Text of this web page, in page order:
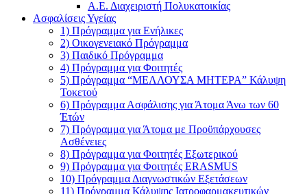
Α.Ε. Διαχειριστή Πολυκατοικίας
Ασφαλίσεις Υγείας
1) Πρόγραμμα για Ενήλικες
2) Οικογενειακό Πρόγραμμα
3) Παιδικό Πρόγραμμα
4) Πρόγραμμα για Φοιτητές
5) Πρόγραμμα “ΜΕΛΛΟΥΣΑ ΜΗΤΕΡΑ” Κάλυψη
Τοκετού
6) Πρόγραμμα Ασφάλισης για Άτομα Άνω των 60
Έτών
7) Πρόγραμμα για Άτομα με Προϋπάρχουσες
Ασθένειες
8) Πρόγραμμα για Φοιτητές Εξωτερικού
9) Πρόγραμμα για Φοιτητές ERASMUS
10) Πρόγραμμα Διαγνωστικών Εξετάσεων
11) Πρόγραμμα Κάλυψης Ιατροφαρμακευτικών